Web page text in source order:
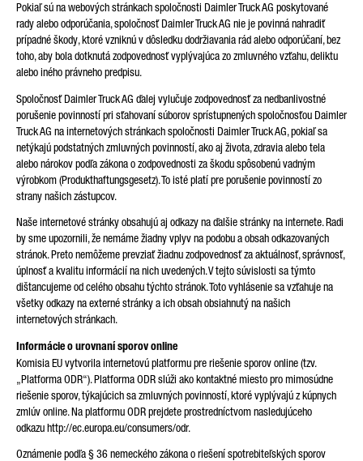
Pokiaľ sú na webových stránkach spoločnosti Daimler Truck AG poskytované
rady alebo odporúčania, spoločnosť Daimler Truck AG nie je povinná nahradiť
prípadné škody, ktoré vzniknú v dôsledku dodržiavania rád alebo odporúčaní, bez
toho, aby bola dotknutá zodpovednosť vyplývajúca zo zmluvného vzťahu, deliktu
alebo iného právneho predpisu.
Spoločnosť Daimler Truck AG ďalej vylučuje zodpovednosť za nedbanlivostné
porušenie povinností pri sťahovaní súborov sprístupnených spoločnosťou Daimler
Truck AG na internetových stránkach spoločnosti Daimler Truck AG, pokiaľ sa
netýkajú podstatných zmluvných povinností, ako aj života, zdravia alebo tela
alebo nárokov podľa zákona o zodpovednosti za škodu spôsobenú vadným
výrobkom (Produkthaftungsgesetz). To isté platí pre porušenie povinností zo
strany našich zástupcov.
Naše internetové stránky obsahujú aj odkazy na ďalšie stránky na internete. Radi
by sme upozornili, že nemáme žiadny vplyv na podobu a obsah odkazovaných
stránok. Preto nemôžeme prevziať žiadnu zodpovednosť za aktuálnosť, správnosť,
úplnosť a kvalitu informácií na nich uvedených. V tejto súvislosti sa týmto
dištancujeme od celého obsahu týchto stránok. Toto vyhlásenie sa vzťahuje na
všetky odkazy na externé stránky a ich obsah obsiahnutý na našich
internetových stránkach.
Informácie o urovnaní sporov online
Komisia EU vytvorila internetovú platformu pre riešenie sporov online (tzv.
„Platforma ODR“). Platforma ODR slúži ako kontaktné miesto pro mimosúdne
riešenie sporov, týkajúcich sa zmluvných povinností, ktoré vyplývajú z kúpnych
zmlúv online. Na platformu ODR prejdete prostredníctvom nasledujúceho
odkazu http://ec.europa.eu/consumers/odr.
Oznámenie podľa § 36 nemeckého zákona o riešení spotrebiteľských sporov